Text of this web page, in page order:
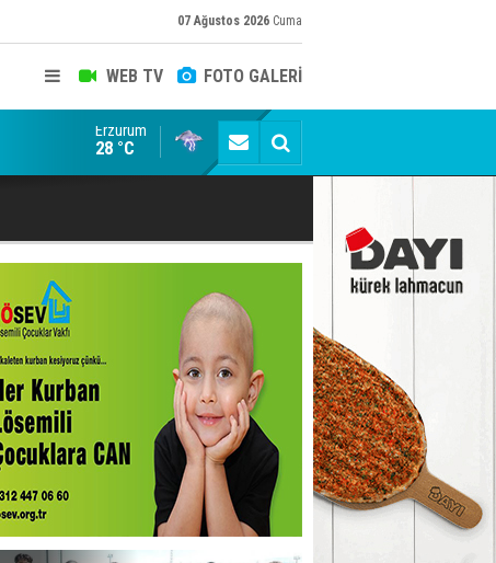
07 Ağustos 2026 Cuma
WEB TV FOTO GALERİ
Cumhurbaşkanı Erdoğan talimatı verdi! AK Parti 81
Erzurum
28 °C